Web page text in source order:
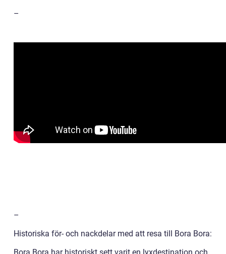
–
–
Historiska för- och nackdelar med att resa till Bora Bora: